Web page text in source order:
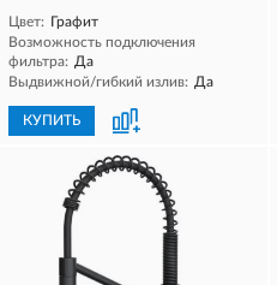
Цвет: Графит
Возможность подключения
фильтра: Да
Выдвижной/гибкий излив: Да
КУПИТЬ